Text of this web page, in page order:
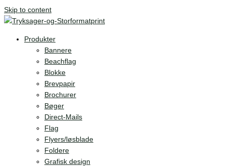
Skip to content
Produkter
Bannere
Beachflag
Blokke
Brevpapir
Brochurer
Bøger
Direct-Mails
Flag
Flyers/løsblade
Foldere
Grafisk design